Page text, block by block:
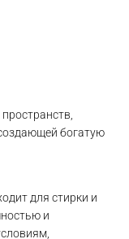
богатую
для стирки и
и